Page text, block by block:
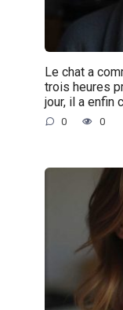
Le chat a
trois heures
jour, il a enfin
0 0